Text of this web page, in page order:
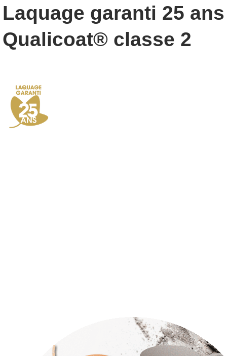
Laquage garanti 25
Qualicoat® classe 2